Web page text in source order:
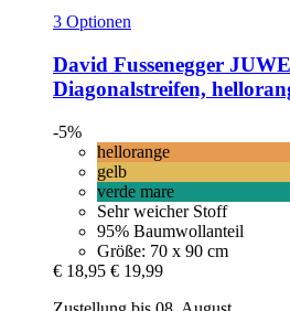
3 Optionen
David Fussenegger
Diagonalstreifen,
-5%
hellorange
gelb
verde mare
Sehr weicher Stoff
95% Baumwollanteil
Größe: 70 x 90 cm
€ 18,95 € 19,99